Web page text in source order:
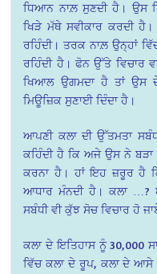
ਧਿਆਨ ਨਾਲ਼ ਸੁਣਦੀ ਹੈ। ਉਸ
ਖਿੜੇ ਮੱਥੇ ਸਵੀਕਾਰ ਕਰਦੀ
ਰਹਿੰਦੀ। ਤਰਕ ਨਾਲ਼ ਉਨ੍ਹਾਂ
ਰਹਿੰਦੀ ਹੈ। ਫੋਨ ਉੱਤੇ ਵਿਚਾਰ
ਖਿਆਲ ਉਗਮਦਾ ਹੈ ਤਾਂ ਉਸ
ਮਿਊਜ਼ਿਕ ਸੁਣਾਈ ਦਿੰਦਾ ਹੈ।
ਆਪਣੀ ਕਲਾ ਦੀ ਉੱਤਮਤਾ
ਕਹਿੰਦੀ ਹੈ ਕਿ ਅਜੇ ਉਸ ਨੇ
ਕਰਨਾ ਹੈ। ਹਾਂ ਇਹ ਜ਼ਰੂਰ ਹੈ
ਆਧਾਰ ਮੰਨਦੀ ਹੈ। ਕਲਾ …?
ਸਬੰਧੀ ਵੀ ਕੁੱਝ ਸੋਚ ਵਿਚਾਰ ਹੋ
ਕਲਾ ਦੇ ਇਤਿਹਾਸ ਨੂੰ 30,000
ਵਿੱਚ ਕਲਾ ਦੇ ਰੂਪ, ਕਲਾ ਦੇ ਆਸੇ